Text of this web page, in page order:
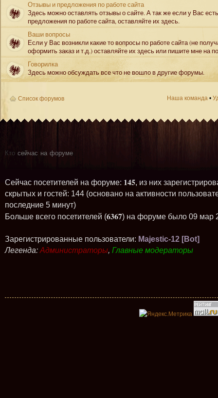
Отзывы и предложения по работе сайта
Здесь можно оставлять отзывы о сайте. А так же если у Вас есть
предложения по работе сайта, оставляйте их здесь.
Ваши вопросы
Если у Вас возникли какие то вопросы по работе сайта (не
оформить заказ и т.д.) оставляйте их здесь или пишите мне на
Говорилка
Здесь можно обсуждать все что не вошло в другие форумы.
Список форумов Наша команда •
Кто сейчас на форуме
Сейчас посетителей на форуме: 145, из них
скрытых и гостей: 144 (основано на активности
последние 5 минут)
Больше всего посетителей (6367) на форуме было 09 мар
Зарегистрированные пользователи: Majestic-12 [Bot]
Легенда: Администраторы, Главные модераторы